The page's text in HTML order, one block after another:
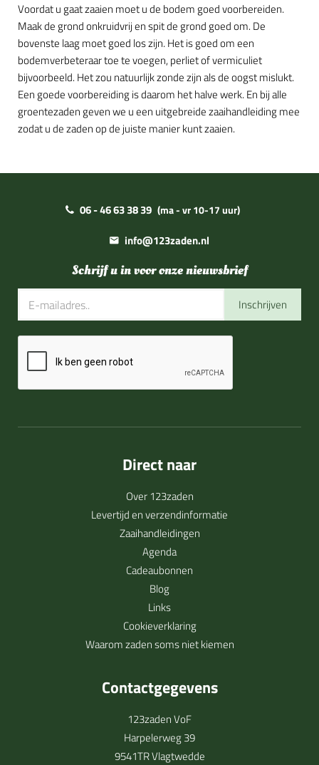
Voordat u gaat zaaien moet u de bodem goed voorbereiden.
Maak de grond onkruidvrij en spit de grond goed om. De
bovenste laag moet goed los zijn. Het is goed om een
bodemverbeteraar toe te voegen, perliet of vermiculiet
bijvoorbeeld. Het zou natuurlijk zonde zijn als de oogst mislukt.
Een goede voorbereiding is daarom het halve werk. En bij alle
groentezaden geven we u een uitgebreide zaaihandleiding mee
zodat u de zaden op de juiste manier kunt zaaien.
06 - 46 63 38 39 (ma - vr 10-17 uur)
info@123zaden.nl
Schrijf u in voor onze nieuwsbrief
Inschrijven
Direct naar
Over 123zaden
Levertijd en verzendinformatie
Zaaihandleidingen
Agenda
Cadeaubonnen
Blog
Links
Cookieverklaring
Waarom zaden soms niet kiemen
Contactgegevens
123zaden VoF
Harpelerweg 39
9541TR Vlagtwedde